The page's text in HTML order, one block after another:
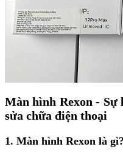
Màn hình Rexon - Sự
sửa chữa điện thoại
1. Màn hình Rexon là gì?